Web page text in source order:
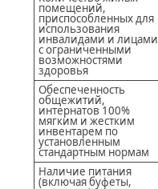
помещений,
приспособленных для
использования
инвалидами и лицами
с ограниченными
возможностями
здоровья
Обеспеченность
общежитий,
интернатов 100%
мягким и жестким
инвентарем по
установленным
стандартным нормам
Наличие питания
(включая буфеты,